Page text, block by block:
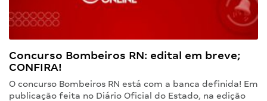
Concurso Bombeiros RN: edital em breve;
CONFIRA!
O concurso Bombeiros RN está com a banca definida! Em
publicação feita no Diário Oficial do Estado, na edição